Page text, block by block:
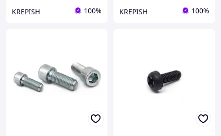
KREPISH 100% KREPISH 100%